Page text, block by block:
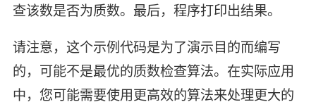
查该数是否为质数。最后，程序打印出结果。
请注意，这个示例代码是为了演示目的而编写
的，可能不是最优的质数检查算法。在实际应用
中，您可能需要使用更高效的算法来处理更大的